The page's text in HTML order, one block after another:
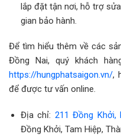
lắp đặt tận nơi, hỗ trợ
gian bảo hành.
Để tìm hiểu thêm về các
Đồng Nai, quý khách
https://hungphatsaigon.vn/,
để được tư vấn online.
Địa chỉ: 211 Đồng Khởi,
Đồng Khởi, Tam Hiệp,